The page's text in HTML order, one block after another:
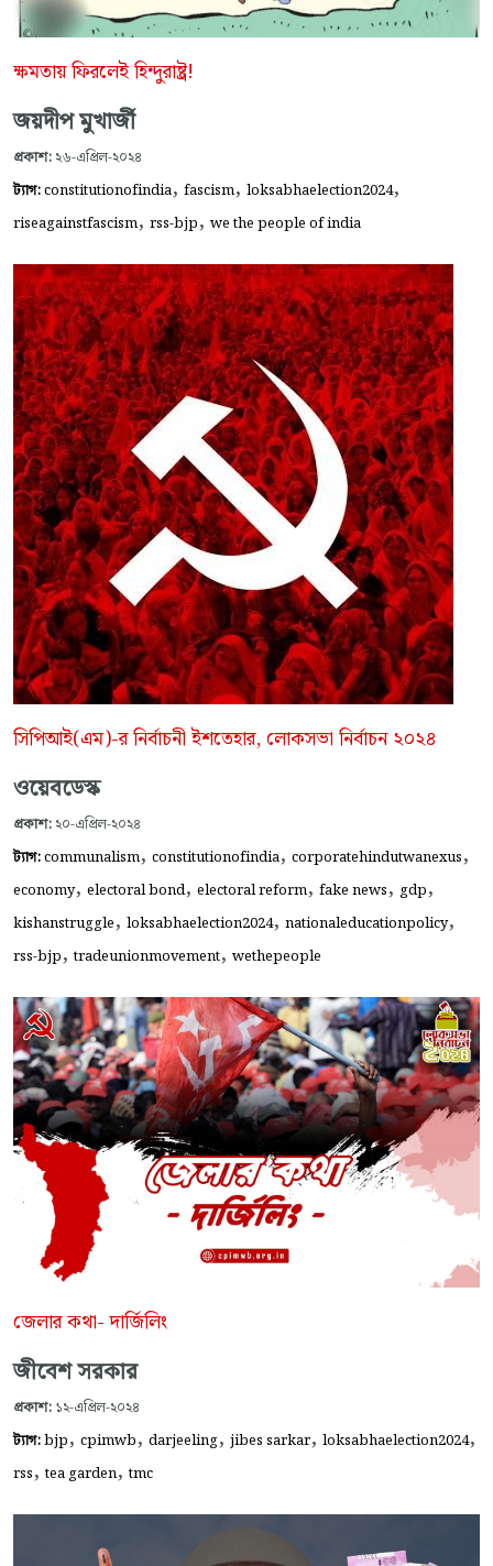
ক্ষমতায় ফিরলেই হিন্দুরাষ্ট্র!
জয়দীপ মুখার্জী
প্রকাশ: ২৬-এপ্রিল-২০২৪
ট্যাগ:constitutionofindia, fascism, loksabhaelection2024,
riseagainstfascism, rss-bjp, we the people of india
সিপিআই(এম)-র নির্বাচনী ইশতেহার, লোকসভা নির্বাচন ২০২৪
ওয়েবডেস্ক
প্রকাশ: ২০-এপ্রিল-২০২৪
ট্যাগ:communalism, constitutionofindia, corporatehindutwanexus,
economy, electoral bond, electoral reform, fake news, gdp,
kishanstruggle, loksabhaelection2024, nationaleducationpolicy,
rss-bjp,tradeunionmovement, wethepeople
জেলার কথা- দার্জিলিং
জীবেশ সরকার
প্রকাশ: ১২-এপ্রিল-২০২৪
ট্যাগ:bjp, cpimwb, darjeeling, jibes sarkar, loksabhaelection2024,
rss,tea garden,tmc